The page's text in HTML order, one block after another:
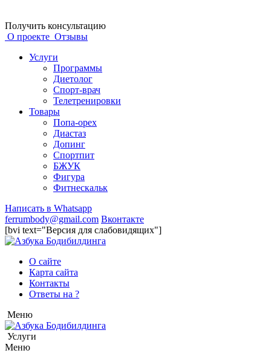
Получить консультацию
О проекте Отзывы
Услуги
Программы
Диетолог
Спорт-врач
Телетренировки
Товары
Попа-орех
Диастаз
Допинг
Спортпит
БЖУК
Фигура
Фитнескальк
Написать в Whatsapp
ferrumbody@gmail.com Вконтакте
[bvi text="Версия для слабовидящих"]
О сайте
Карта сайта
Контакты
Ответы на ?
Меню
Услуги
Меню